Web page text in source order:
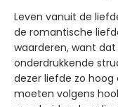
Leven vanuit de
de romantische
waarderen, want
onderdrukkende
dezer liefde zo hoog
moeten volgens